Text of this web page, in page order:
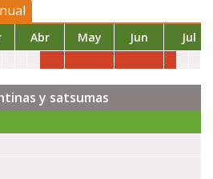
Abr May Jun Jul
y satsumas